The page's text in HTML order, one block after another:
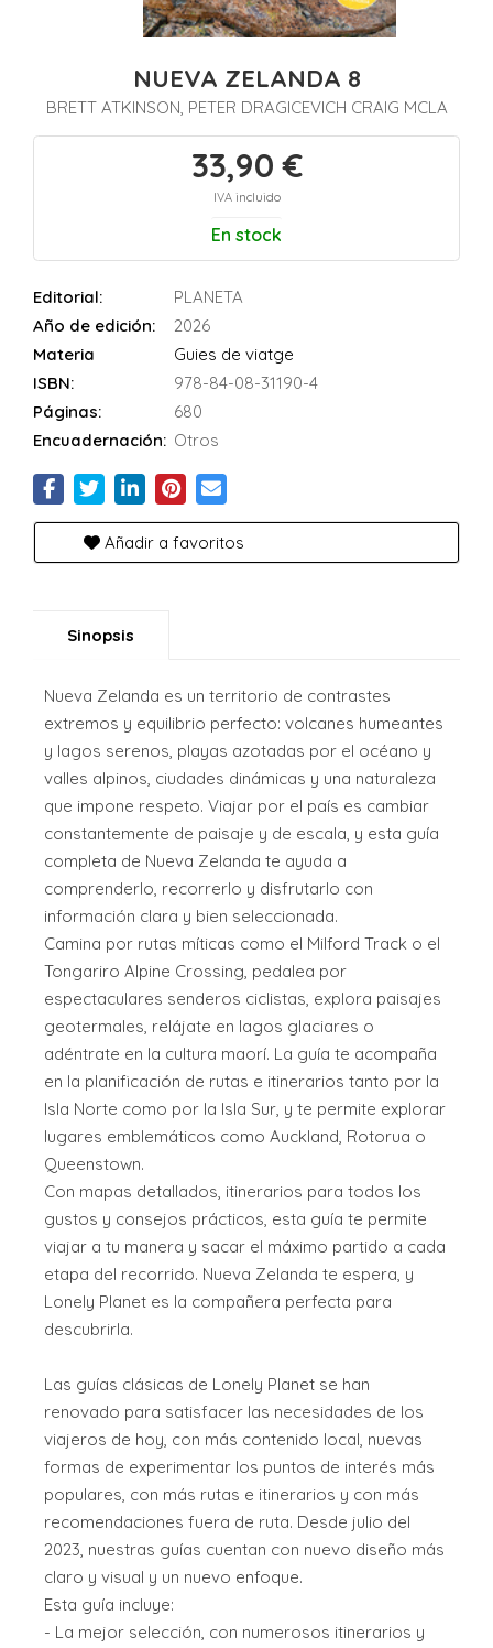
NUEVA ZELANDA 8
BRETT ATKINSON, PETER DRAGICEVICH CRAIG MCLA
33,90 €
IVA incluido
En stock
Editorial:
PLANETA
Año de edición:
2026
Materia
Guies de viatge
ISBN:
978-84-08-31190-4
Páginas:
680
Encuadernación: Otros
Añadir a favoritos
Sinopsis
Nueva Zelanda es un territorio de contrastes
extremos y equilibrio perfecto: volcanes humeantes
y lagos serenos, playas azotadas por el océano y
valles alpinos, ciudades dinámicas y una naturaleza
que impone respeto. Viajar por el país es cambiar
constantemente de paisaje y de escala, y esta guía
completa de Nueva Zelanda te ayuda a
comprenderlo, recorrerlo y disfrutarlo con
información clara y bien seleccionada.
Camina por rutas míticas como el Milford Track o el
Tongariro Alpine Crossing, pedalea por
espectaculares senderos ciclistas, explora paisajes
geotermales, relájate en lagos glaciares o
adéntrate en la cultura maorí. La guía te acompaña
en la planificación de rutas e itinerarios tanto por la
Isla Norte como por la Isla Sur, y te permite explorar
lugares emblemáticos como Auckland, Rotorua o
Queenstown.
Con mapas detallados, itinerarios para todos los
gustos y consejos prácticos, esta guía te permite
viajar a tu manera y sacar el máximo partido a cada
etapa del recorrido. Nueva Zelanda te espera, y
Lonely Planet es la compañera perfecta para
descubrirla.
Las guías clásicas de Lonely Planet se han
renovado para satisfacer las necesidades de los
viajeros de hoy, con más contenido local, nuevas
formas de experimentar los puntos de interés más
populares, con más rutas e itinerarios y con más
recomendaciones fuera de ruta. Desde julio del
2023, nuestras guías cuentan con nuevo diseño más
claro y visual y un nuevo enfoque.
Esta guía incluye:
- La mejor selección, con numerosos itinerarios y